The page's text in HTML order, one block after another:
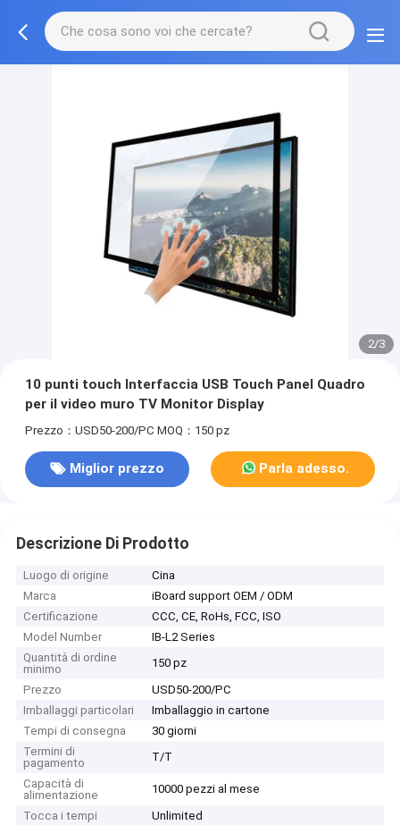
2/3
10 punti touch Interfaccia USB Touch Panel Quadro
per il video muro TV Monitor Display
Prezzo：USD50-200/PC MOQ：150 pz
Miglior prezzo Parla adesso.
Descrizione Di Prodotto
Luogo di origine
Cina
Marca
iBoard support OEM / ODM
Certificazione
CCC, CE, RoHs, FCC, ISO
Model Number
IB-L2 Series
Quantità di ordine
minimo
150 pz
Prezzo
USD50-200/PC
Imballaggi particolari
Imballaggio in cartone
Tempi di consegna
30 giorni
Termini di
pagamento
T/T
Capacità di
alimentazione
10000 pezzi al mese
Tocca i tempi
Unlimited